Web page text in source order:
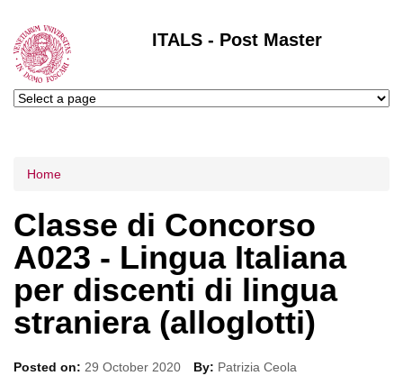
ITALS - Post Master
Tu sei qui
Home
Classe di Concorso
A023 - Lingua Italiana
per discenti di lingua
straniera (alloglotti)
Posted on: 29 October 2020 By: Patrizia Ceola